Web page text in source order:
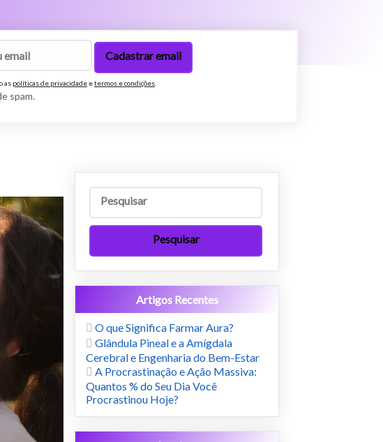
as políticas de privacidade etermos e condições
spam.
Artigos Recentes
O que Significa Farmar Aura?
Glândula Pineal e a Amígdala
Cerebral e Engenharia do Bem-Estar
A Procrastinação e Ação Massiva:
Quantos % do Seu Dia Você
Procrastinou Hoje?